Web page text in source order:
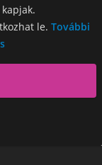
le. További